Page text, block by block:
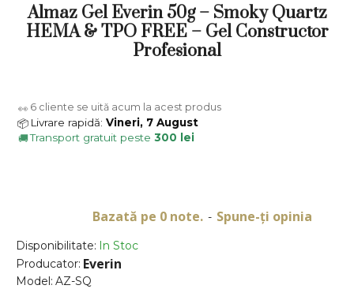
Almaz Gel Everin 50g – Smoky Quartz
HEMA & TPO FREE – Gel Constructor
Profesional
Disponibilitate: In Stoc
Producator: Everin
Model: AZ-SQ
Bazată pe 0 note. - Spune-ţi opinia
👀 6 cliente se uită acum la acest produs
📦 Livrare rapidă: Vineri, 7 August
🚚Transport gratuit peste 300 lei